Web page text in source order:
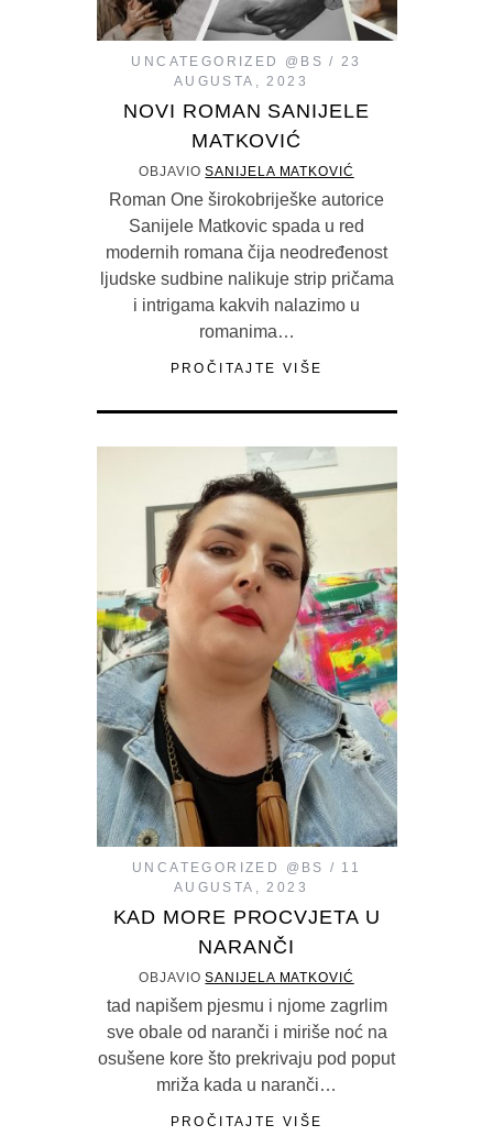
UNCATEGORIZED @BS
23
AUGUSTA, 2023
NOVI ROMAN SANIJELE
MATKOVIĆ
OBJAVIOSANIJELA MATKOVIĆ
Roman One širokobriješke autorice
Sanijele Matkovic spada u red
modernih romana čija neodređenost
ljudske sudbine nalikuje strip pričama
i intrigama kakvih nalazimo u
romanima…
PROČITAJTE VIŠE
UNCATEGORIZED @BS
11
AUGUSTA, 2023
KAD MORE PROCVJETA U
NARANČI
OBJAVIOSANIJELA MATKOVIĆ
tad napišem pjesmu i njome zagrlim
sve obale od naranči i miriše noć na
osušene kore što prekrivaju pod poput
mriža kada u naranči…
PROČITAJTE VIŠE